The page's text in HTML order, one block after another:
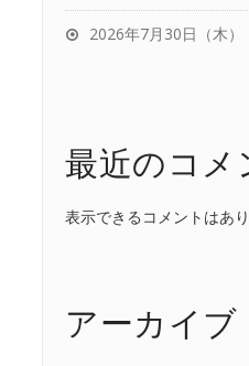
2026年7月30日（木
最近のコメ
表示できるコメントはあり
アーカイブ